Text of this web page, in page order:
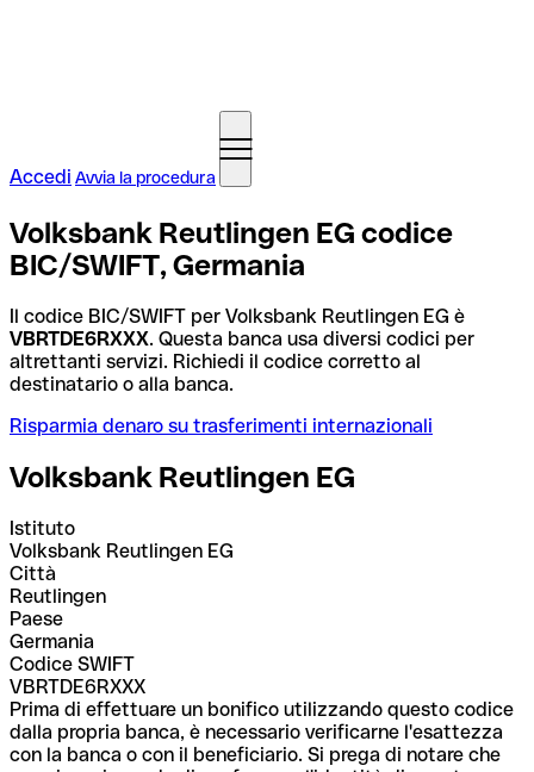
Accedi Avvia la procedura
Volksbank Reutlingen EG codice
BIC/SWIFT, Germania
Il codice BIC/SWIFT per Volksbank Reutlingen EG è
VBRTDE6RXXX. Questa banca usa diversi codici per
altrettanti servizi. Richiedi il codice corretto al
destinatario o alla banca.
Risparmia denaro su trasferimenti internazionali
Volksbank Reutlingen EG
Istituto
Volksbank Reutlingen EG
Città
Reutlingen
Paese
Germania
Codice SWIFT
VBRTDE6RXXX
Prima di effettuare un bonifico utilizzando questo codice
dalla propria banca, è necessario verificarne l'esattezza
con la banca o con il beneficiario. Si prega di notare che